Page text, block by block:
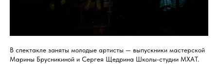
В спектакле заняты молодые артисты — выпускники мастерской
Марины Брусникиной и Сергея Щедрина Школы-студии МХАТ.